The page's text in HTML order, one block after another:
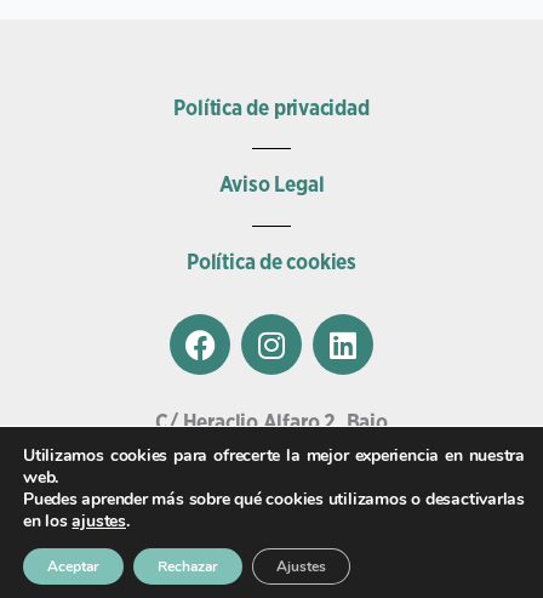
Política de privacidad
Aviso Legal
Política de cookies
F
a
e
b
o
k
I
n
t
a
r
a
m
L
i
k
e
i
C/ Heraclio Alfaro 2, Bajo
01002, Vitoria.
Email
veterinariasalburua@clinicaswecan.com
Teléfono
945 009 009
Utilizamos cookies para ofrecerte la mejor experiencia en nuestra
web.
Puedes aprender más sobre qué cookies utilizamos o desactivarlas
en losajustes.
Aceptar Rechazar Ajustes